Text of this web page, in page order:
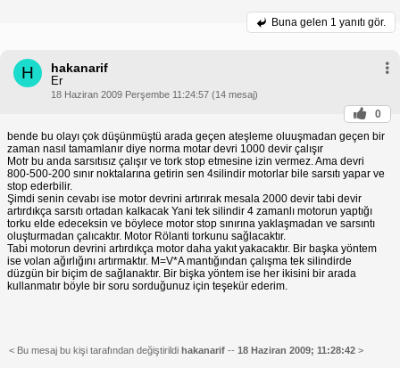
Buna gelen 1 yanıtı gör.
H hakanarif
Er
18 Haziran 2009 Perşembe 11:24:57 (14 mesaj)
0
bende bu olayı çok düşünmüştü arada geçen ateşleme oluuşmadan geçen bir
zaman nasıl tamamlanır diye norma motar devri 1000 devir çalışır
Motr bu anda sarsıtısız çalışır ve tork stop etmesine izin vermez. Ama devri
800-500-200 sınır noktalarına getirin sen 4silindir motorlar bile sarsıtı yapar ve
stop ederbilir.
Şimdi senin cevabı ise motor devrini artırırak mesala 2000 devir tabi devir
artırdıkça sarsıtı ortadan kalkacak Yani tek silindir 4 zamanlı motorun yaptığı
torku elde edeceksin ve böylece motor stop sınırına yaklaşmadan ve sarsıntı
oluşturmadan çalıcaktır. Motor Rölanti torkunu sağlacaktır.
Tabi motorun devrini artırdıkça motor daha yakıt yakacaktır. Bir başka yöntem
ise volan ağırlığını artırmaktır. M=V*A mantığından çalışma tek silindirde
düzgün bir biçim de sağlanaktır. Bir bişka yöntem ise her ikisini bir arada
kullanmatır böyle bir soru sorduğunuz için teşekür ederim.
< Bu mesaj bu kişi tarafından değiştirildi hakanarif -- 18 Haziran 2009; 11:28:42 >